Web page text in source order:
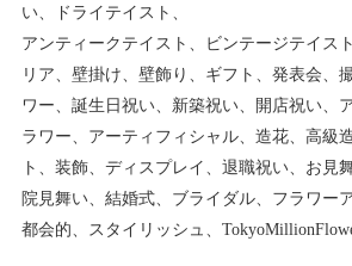
い、ドライテイスト、
アンティークテイスト、ビンテージテイス
リア、壁掛け、壁飾り、ギフト、発表会、
ワー、誕生日祝い、新築祝い、開店祝い、
ラワー、アーティフィシャル、造花、高級
ト、装飾、ディスプレイ、退職祝い、お見
院見舞い、結婚式、ブライダル、フラワー
都会的、スタイリッシュ、